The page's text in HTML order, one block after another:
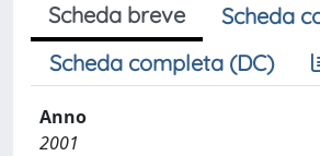
Scheda breve
Scheda
Scheda completa (DC)
Anno
2001